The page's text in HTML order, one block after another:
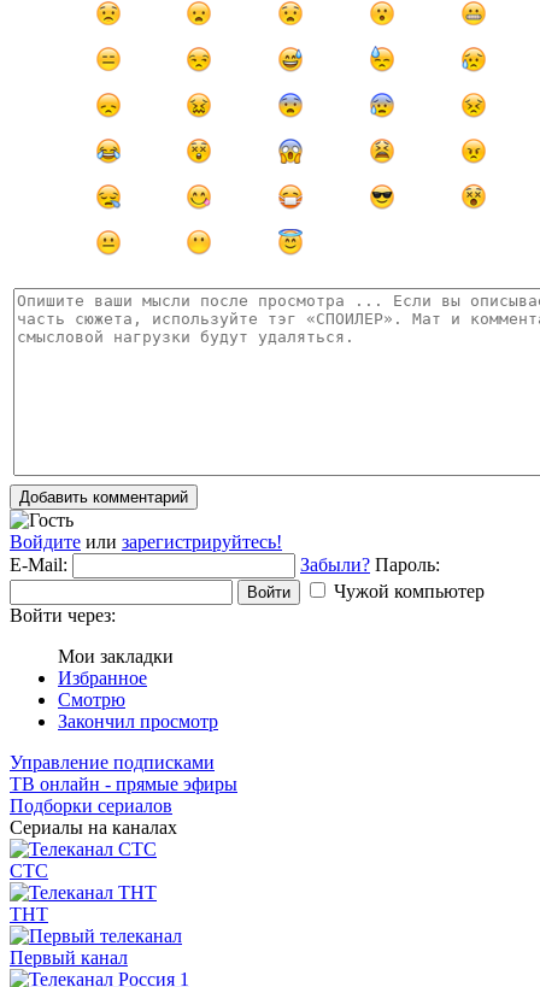
Добавить комментарий
Войдите или зарегистрируйтесь!
E-Mail:
Забыли? Пароль:
Войти
Чужой компьютер
Войти через:
Мои закладки
Избранное
Смотрю
Закончил просмотр
Управление подписками
ТВ онлайн - прямые эфиры
Подборки сериалов
Сериалы на каналах
СТС
ТНТ
Первый канал